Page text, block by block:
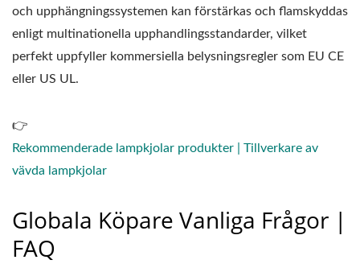
och upphängningssystemen kan förstärkas och flamskyddas
enligt multinationella upphandlingsstandarder, vilket
perfekt uppfyller kommersiella belysningsregler som EU CE
eller US UL.
👉
Rekommenderade lampkjolar produkter | Tillverkare av
vävda lampkjolar
Globala Köpare Vanliga Frågor |
FAQ